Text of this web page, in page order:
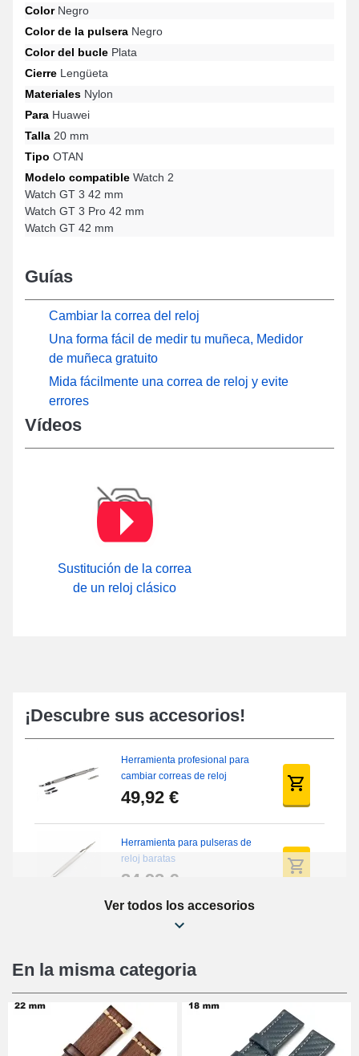
3 42 mm, Watch GT 42 mm, Watch 2 y muchas más de la marca
Huawei. Elaborado para combinarse armoniosamente con una
amplia gama de modelos de la marca Huawei, este accesorio
ofrecer un uso agradable.
ColorNegro
Color de la pulsera Negro
Color del bucle Plata
Cierre Lengüeta
Materiales Nylon
Para Huawei
Talla 20 mm
Tipo OTAN
Modelo compatible Watch 2
Watch GT 3 42 mm
Watch GT 3 Pro 42 mm
Watch GT 42 mm
Guías
Cambiar la correa del reloj
Una forma fácil de medir tu muñeca, Medidor
de muñeca gratuito
Mida fácilmente una correa de reloj y evite
errores
Vídeos
Sustitución de la correa
de un reloj clásico
¡Descubre sus accesorios!
Herramienta profesional para
cambiar correas de reloj
49,92 €
Herramienta para pulseras de
reloj baratas
34,92 €
Kit de reparación de relojes
16,90 €
Pies deslizantes digitales
9,90 €
Ver todos los accesorios
En la misma categoria